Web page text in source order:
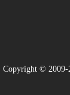
Copyright ©